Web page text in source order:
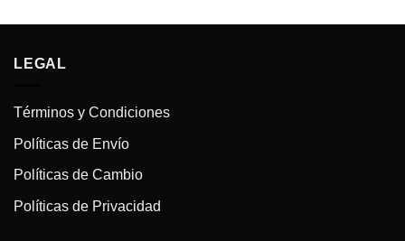
LEGAL
Términos y Condiciones
Políticas de Envío
Políticas de Cambio
Políticas de Privacidad